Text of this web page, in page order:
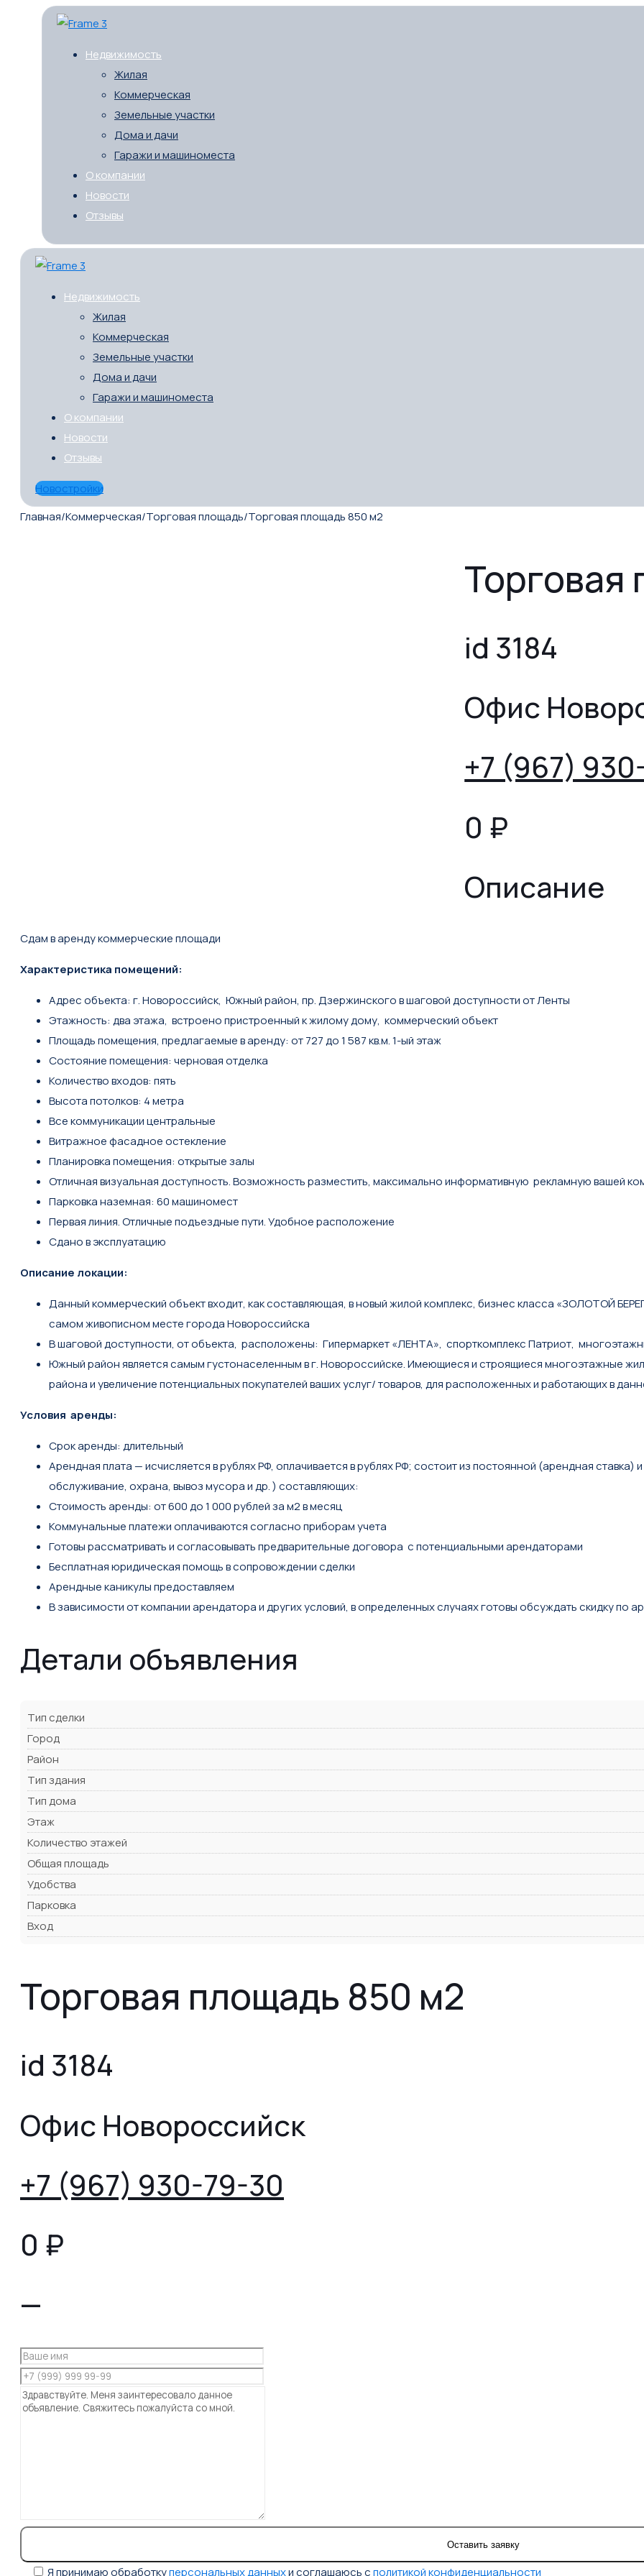
Недвижимость
Жилая
Коммерческая
Земельные участки
Дома и дачи
Гаражи и машиноместа
О компании
Новости
Отзывы
Недвижимость
Жилая
Коммерческая
Земельные участки
Дома и дачи
Гаражи и машиноместа
О компании
Новости
Отзывы
Новостройки
Главная/Коммерческая/Торговая площадь/Торговая площадь 850 м2
Торговая
id 3184
Офис
+7 (967)
0 ₽
Описание
Сдам в аренду коммерческие площади
Характеристика помещений:
Адрес объекта: г. Новороссийск, Южный район, пр. Дзержинского в шаговой доступности от Ленты
Этажность: два этажа, встроено пристроенный к жилому дому, коммерческий объект
Площадь помещения, предлагаемые в аренду: от 727 до 1 587 кв.м. 1-ый этаж
Состояние помещения: черновая отделка
Количество входов: пять
Высота потолков: 4 метра
Все коммуникации центральные
Витражное фасадное остекление
Планировка помещения: открытые залы
Отличная визуальная доступность. Возможность разместить, максимально информативную рекламную вашей
Парковка наземная: 60 машиномест
Первая линия. Отличные подъездные пути. Удобное расположение
Сдано в эксплуатацию
Описание локации:
Данный коммерческий объект входит, как составляющая, в новый жилой комплекс, бизнес класса «ЗОЛОТОЙ
самом живописном месте города Новороссийска
В шаговой доступности, от объекта, расположены: Гипермаркет «ЛЕНТА», спорткомплекс Патриот,
Южный район является самым густонаселенным в г. Новороссийске. Имеющиеся и строящиеся многоэтажные
района и увеличение потенциальных покупателей ваших услуг/ товаров, для расположенных и работающих в
Условия аренды:
Срок аренды: длительный
Арендная плата — исчисляется в рублях РФ, оплачивается в рублях РФ; состоит из постоянной (арендная
обслуживание, охрана, вывоз мусора и др. ) составляющих:
Стоимость аренды: от 600 до 1 000 рублей за м2 в месяц
Коммунальные платежи оплачиваются согласно приборам учета
Готовы рассматривать и согласовывать предварительные договора с потенциальными арендаторами
Бесплатная юридическая помощь в сопровождении сделки
Арендные каникулы предоставляем
В зависимости от компании арендатора и других условий, в определенных случаях готовы обсуждать скидку по
Детали объявления
Тип сделки
Город
Район
Тип здания
Тип дома
Этаж
Количество этажей
Общая площадь
Удобства
Парковка
Вход
Торговая площадь 850 м2
id 3184
Офис Новороссийск
+7 (967) 930-79-30
0 ₽
—
Я принимаю обработкуперсональных данныхи соглашаюсь сполитикой конфиденциальности